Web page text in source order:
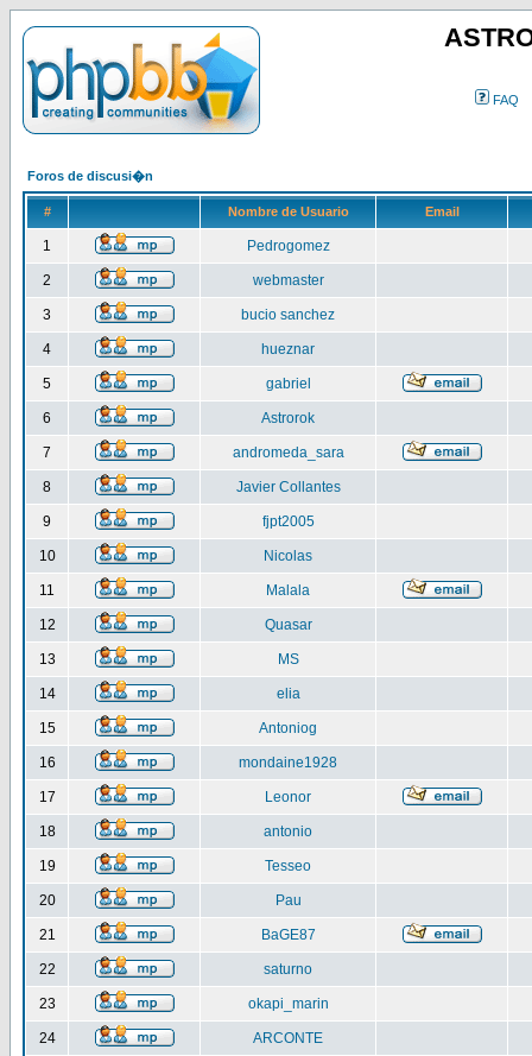
FAQ
Foros de discusi�n
# Nombre de Usuario Email
1 Pedrogomez
2 webmaster
3 bucio sanchez
4 hueznar
5 gabriel
6 Astrorok
7 andromeda_sara
8 Javier Collantes
9 fjpt2005
10 Nicolas
11 Malala
12 Quasar
13 MS
14 elia
15 Antoniog
16 mondaine1928
17 Leonor
18 antonio
19 Tesseo
20 Pau
21 BaGE87
22 saturno
23 okapi_marin
24 ARCONTE